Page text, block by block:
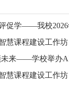
促学——我校
慧课程建设工作坊
未来——学校举办
慧课程建设工作坊